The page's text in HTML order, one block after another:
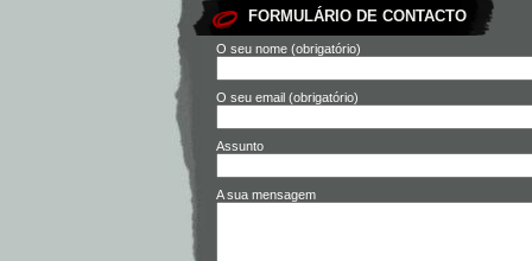
FORMULÁRIO DE CONTACTO
O seu nome (obrigatório)
O seu email (obrigatório)
Assunto
A sua mensagem